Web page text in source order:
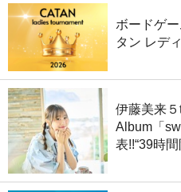
ボードゲ
タン レデ
伊藤美来
Album「
表!!“39時